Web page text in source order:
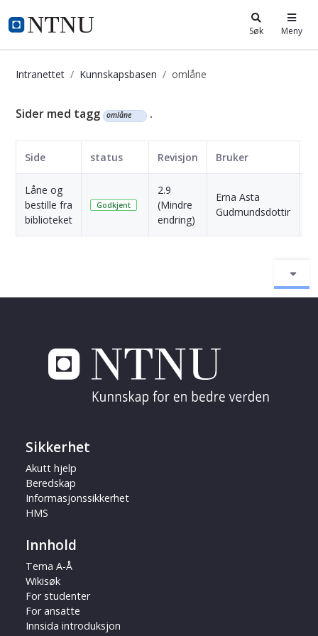
i.ntnu.no Søk Meny
Intranettet Kunnskapsbasen omlåne
Kunnskapsbasen
Sider med tagg omlåne .
Side status Revisjon Bruker
Låne og
bestille fra
biblioteket
Godkjent
2.9
(Mindre
endring)
Erna Asta
Gudmundsdottir
Sikkerhet
Akutt hjelp
Beredskap
Informasjonssikkerhet
HMS
Innhold
Tema A-Å
Wikisøk
For studenter
For ansatte
Innsida introduksjon